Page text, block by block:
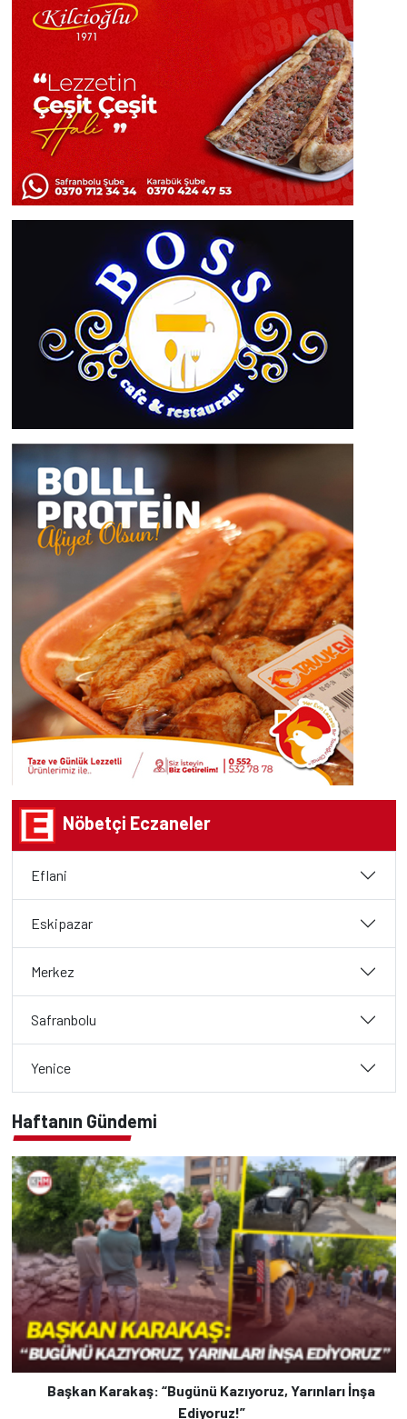
Nöbetçi Eczaneler
Eflani
Eskipazar
Merkez
Safranbolu
Yenice
Haftanın Gündemi
Başkan Karakaş: “Bugünü Kazıyoruz, Yarınları İnşa
Ediyoruz!”